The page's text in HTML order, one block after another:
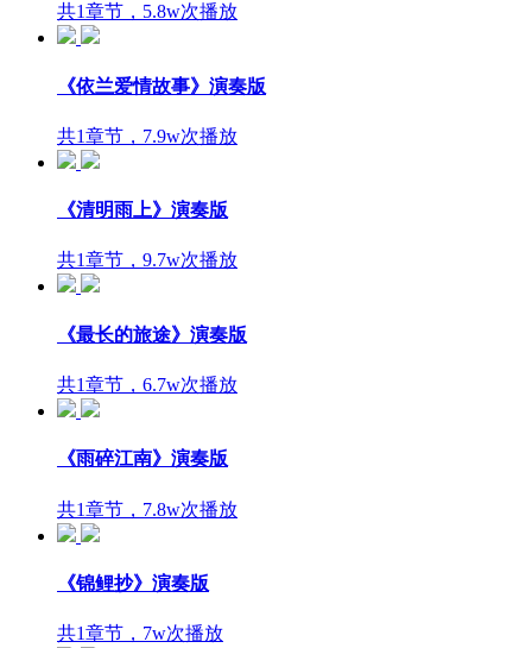
共1章节，5.8w次播放
《依兰爱情故事》演奏版
共1章节，7.9w次播放
《清明雨上》演奏版
共1章节，9.7w次播放
《最长的旅途》演奏版
共1章节，6.7w次播放
《雨碎江南》演奏版
共1章节，7.8w次播放
《锦鲤抄》演奏版
共1章节，7w次播放